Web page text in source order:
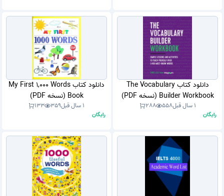
دانلود کتاب The Vocabulary
Builder Workbook (نسخه PDF)
1 سال قبل 558
288
رایگان
دانلود کتاب My First 1,000 Words
Book (نسخه PDF)
1 سال قبل 359
133
رایگان